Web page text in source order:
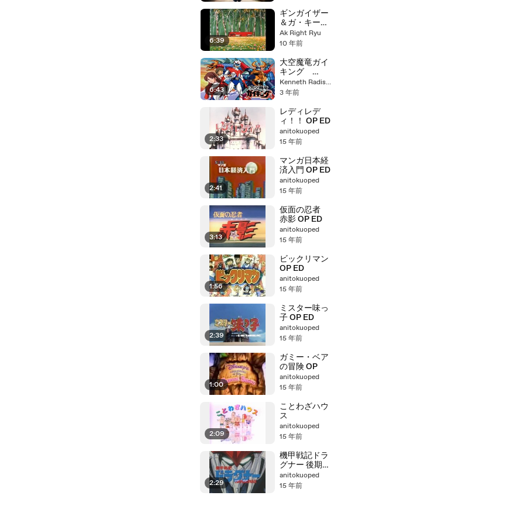
Stars Hoshi
Kara Kita
Anata -
English SUB -
E6
6:39
ギンガイザー
＆ガ・キーン
OP/ED
Ak Right Ryu
10 年前
6:43
大空魔竜ガイ
キング
1976 OP+ED
星空のガイキ
Kenneth Radish-Head
3 年前
2:33
レディレデ
ィ！！ OP ED
anitokuoped
15 年前
2:41
マンガ日本経
済入門 OP ED
anitokuoped
15 年前
3:13
仮面の忍者
赤影 OP ED
anitokuoped
15 年前
1:56
ビックリマン
OP ED
anitokuoped
15 年前
2:39
ミスター味っ
子 OP ED
anitokuoped
15 年前
1:00
ガミー・ベア
の冒険 OP
anitokuoped
15 年前
2:09
ことわざハウ
ス
anitokuoped
15 年前
2:29
機甲戦記ドラ
グナー 後期OP
ED
anitokuoped
15 年前